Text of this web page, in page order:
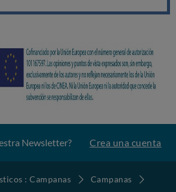
Newsletter? Crea una cuenta
: Campanas
Campanas